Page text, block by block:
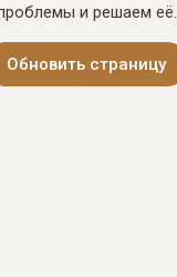
и решаем её.
Обновить страницу